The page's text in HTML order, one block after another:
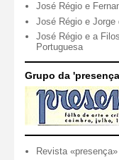
José Régio e
José Régio e Jorge
José Régio e a
Portuguesa
Grupo da
Revista